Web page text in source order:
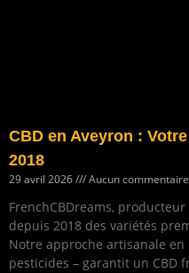
CBD en Aveyron :
2018
29 avril 2026 Aucun commentaire
FrenchCBDreams,
depuis 2018 des variétés
Notre approche artisanale
pesticides – garantit un CBD